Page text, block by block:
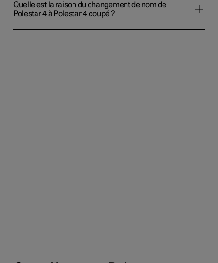
Quelle est la raison du changement de nom de
Polestar 4 à Polestar 4 coupé ?